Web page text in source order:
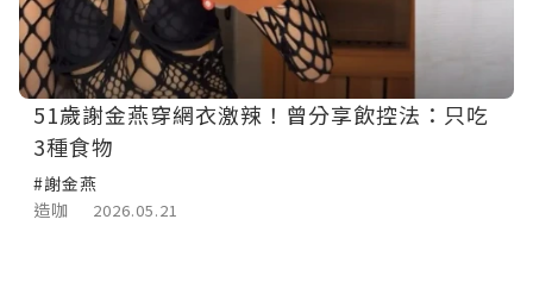
51歲謝金燕穿網衣激辣！曾分享飲控法：只吃
3種食物
#謝金燕
造咖
2026.05.21